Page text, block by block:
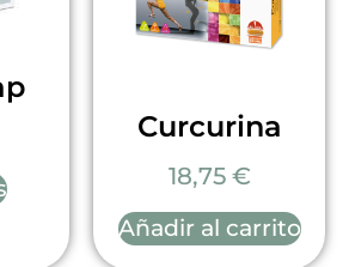
Curcurina
18,75 €
Añadir al carrito